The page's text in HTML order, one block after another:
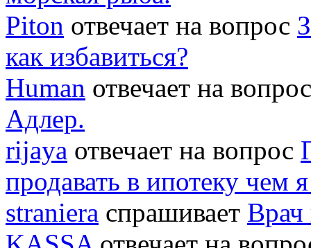
Piton отвечает на вопрос
как избавиться?
Human отвечает на
Адлер.
rijaya отвечает на вопрос
продавать в ипотеку чем
straniera спрашивает Врач